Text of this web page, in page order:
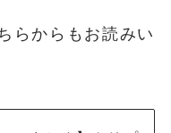
らからもお読みい